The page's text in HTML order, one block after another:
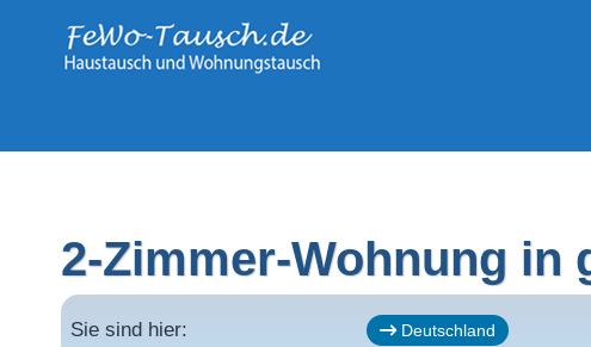
2-Zimmer-Wohnung in
Sie sind hier: Deutschland